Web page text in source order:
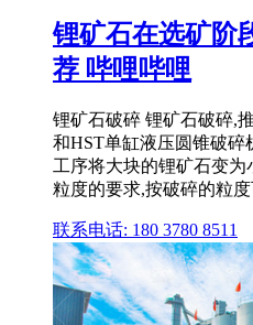
锂矿石在选矿阶
荐 哔哩哔哩
锂矿石破碎 锂矿石破碎,
和HST单缸液压圆锥破碎
工序将大块的锂矿石变
粒度的要求,按破碎的粒
联系电话: 180 3780 8511